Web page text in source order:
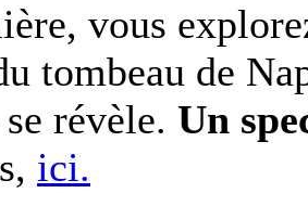
vous
tombeau de
révèle. Un
ici.